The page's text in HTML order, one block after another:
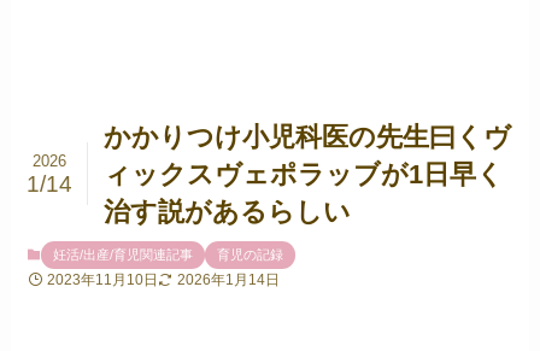
かかりつけ小児科医の先生曰くヴ
ィックスヴェポラッブが1日早く
治す説があるらしい
2026
1/14
妊活/出産/育児関連記事 育児の記録
2023年11月10日 2026年1月14日